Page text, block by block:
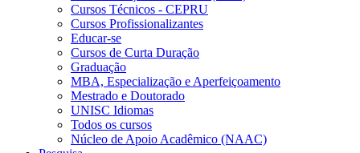
Cursos Técnicos - CEPRU
Cursos Profissionalizantes
Educar-se
Cursos de Curta Duração
Graduação
MBA, Especialização e Aperfeiçoamento
Mestrado e Doutorado
UNISC Idiomas
Todos os cursos
Núcleo de Apoio Acadêmico (NAAC)